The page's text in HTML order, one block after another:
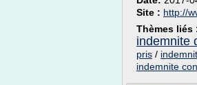
Site : http://
Thèmes liés
indemnite
pris /
indemnite